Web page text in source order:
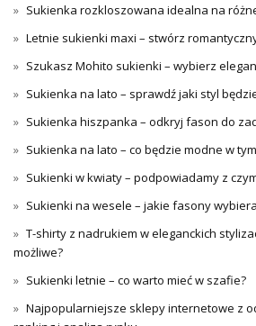
Sukienka rozkloszowana idealna na
Letnie sukienki maxi – stwórz
Szukasz Mohito sukienki – wybierz
Sukienka na lato – sprawdź jaki styl
Sukienka hiszpanka – odkryj fason do
Sukienka na lato – co będzie modne w
Sukienki w kwiaty – podpowiadamy z
Sukienki na wesele – jakie fasony
T-shirty z nadrukiem w eleganckich
możliwe?
Sukienki letnie – co warto mieć w szafie?
Najpopularniejsze sklepy internetowe z